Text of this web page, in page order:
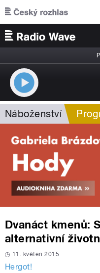
Přejít k hlavnímu obsahu
Náboženství
Dvanáct kmenů:
alternativní
11. květen 2015
Hergot!